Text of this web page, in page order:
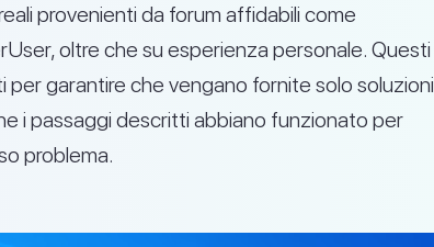
provenienti da forum affidabili come
oltre che su esperienza personale. Questi
garantire che vengano fornite solo soluzioni
i passaggi descritti abbiano funzionato per
problema.